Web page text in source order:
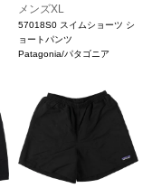
メンズXL
57018S0 スイムショーツ シ
ョートパンツ
Patagonia/パタゴニア